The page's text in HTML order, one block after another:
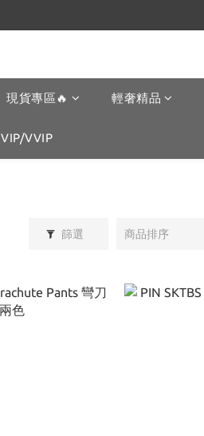
現貨專區🔥 輕奢精品
VIP/VVIP
篩選 商品排序